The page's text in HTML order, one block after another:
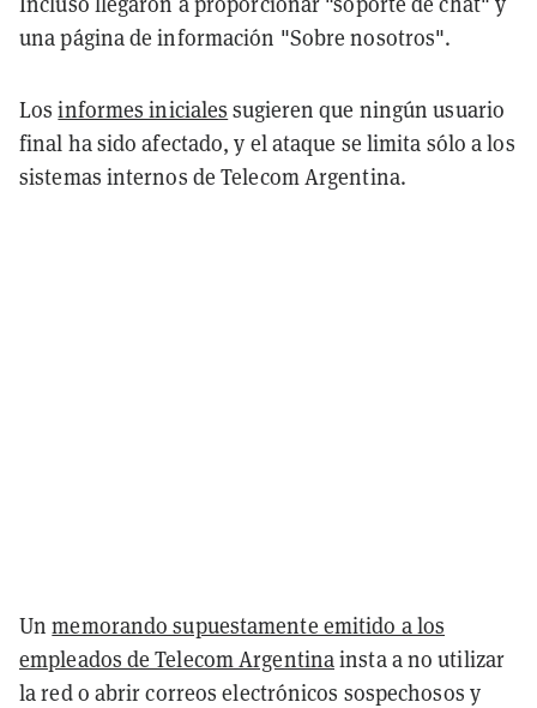
una página de información "Sobre nosotros".
Losinformes iniciales sugieren que ningún usuario
final ha sido afectado, y el ataque se limita sólo a los
sistemas internos de Telecom Argentina.
Unmemorando supuestamente emitido a los
empleados de Telecom Argentinainsta a no utilizar
la red o abrir correos electrónicos sospechosos y